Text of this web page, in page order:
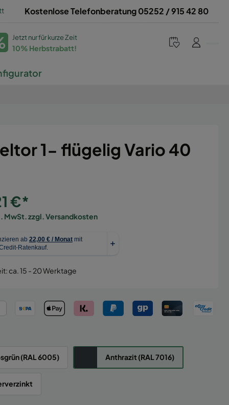
Kostenlose Telefonberatung 05252 / 915 42 80
Jetzt nur für kurze Zeit
10% Herbstrabatt!
1- flügelig Vario 40
€*
MwSt. zzgl. Versandkosten
ca. 15 - 20 Werktage
(RAL 6005) Anthrazit (RAL 7016)